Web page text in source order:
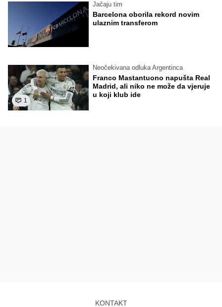
Jačaju tim
Barcelona oborila rekord novim
ulaznim transferom
1
Neočekivana odluka Argentinca
Franco Mastantuono napušta Real
Madrid, ali niko ne može da vjeruje
u koji klub ide
KONTAKT